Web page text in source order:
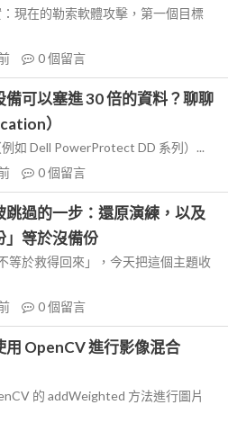
現在的勒索軟體攻擊，第一個目標
0個留言
可以塞進 30 倍的資料？聊聊
）
如 Dell PowerProtect DD 系列）...
0個留言
過的一步：還原演練，以及
」等於沒備份
等於救得回來」，今天把這個主題收
0個留言
OpenCV 進行影像混合
的 addWeighted 方法進行圖片